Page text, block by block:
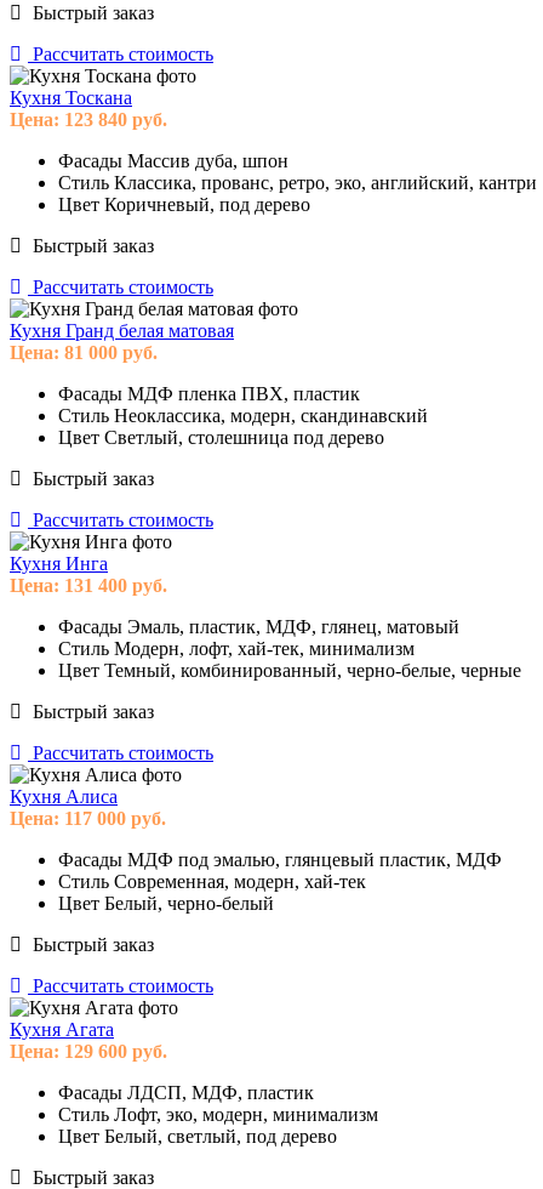
Быстрый заказ
Рассчитать стоимость
Кухня Тоскана
Цена: 123 840 руб.
Фасады Массив дуба, шпон
Стиль Классика, прованс, ретро, эко, английский, кантри
Цвет Коричневый, под дерево
Быстрый заказ
Рассчитать стоимость
Кухня Гранд белая матовая
Цена: 81 000 руб.
Фасады МДФ пленка ПВХ, пластик
Стиль Неоклассика, модерн, скандинавский
Цвет Светлый, столешница под дерево
Быстрый заказ
Рассчитать стоимость
Кухня Инга
Цена: 131 400 руб.
Фасады Эмаль, пластик, МДФ, глянец, матовый
Стиль Модерн, лофт, хай-тек, минимализм
Цвет Темный, комбинированный, черно-белые, черные
Быстрый заказ
Рассчитать стоимость
Кухня Алиса
Цена: 117 000 руб.
Фасады МДФ под эмалью, глянцевый пластик, МДФ
Стиль Современная, модерн, хай-тек
Цвет Белый, черно-белый
Быстрый заказ
Рассчитать стоимость
Кухня Агата
Цена: 129 600 руб.
Фасады ЛДСП, МДФ, пластик
Стиль Лофт, эко, модерн, минимализм
Цвет Белый, светлый, под дерево
Быстрый заказ